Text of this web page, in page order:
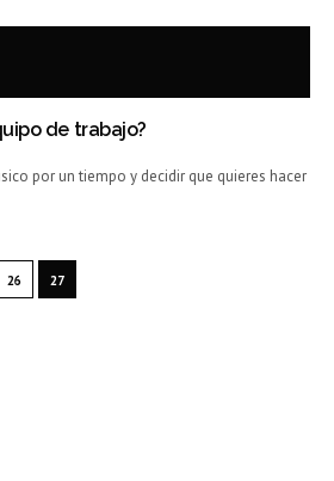
de trabajo?
por un tiempo y decidir que quieres hacer
26 27